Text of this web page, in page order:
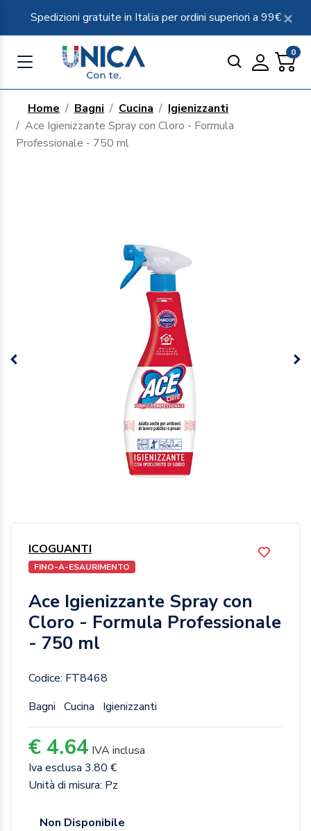
Spedizioni gratuite in Italia per ordini superiori a 99€
0
Home Bagni Cucina
Igienizzanti
Ace Igienizzante Spray con Cloro - Formula
Professionale - 750 ml
ICOGUANTI
FINO-A-ESAURIMENTO
Ace Igienizzante Spray con
Cloro - Formula Professionale
- 750 ml
Codice: FT8468
Bagni Cucina Igienizzanti
€ 4.64 IVA inclusa
Iva esclusa 3.80 €
Unità di misura: Pz
Non Disponibile